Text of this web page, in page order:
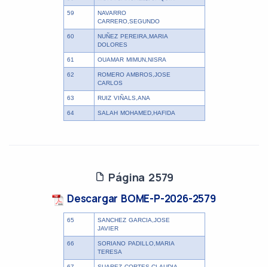
59
NAVARRO
CARRERO,SEGUNDO
60
NUÑEZ PEREIRA,MARIA
DOLORES
61 OUAMAR MIMUN,NISRA
62
ROMERO AMBROS,JOSE
CARLOS
63 RUIZ VIÑALS,ANA
64 SALAH MOHAMED,HAFIDA
Página 2579
Descargar BOME-P-2026-2579
65
SANCHEZ GARCIA,JOSE
JAVIER
66
SORIANO PADILLO,MARIA
TERESA